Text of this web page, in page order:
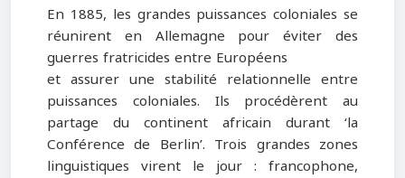
En 1885, les grandes puissances coloniales se
réunirent en Allemagne pour éviter des
guerres fratricides entre Européens
et assurer une stabilité relationnelle entre
puissances coloniales. Ils procédèrent au
partage du continent africain durant ‘la
Conférence de Berlin’. Trois grandes zones
linguistiques virent le jour : francophone,